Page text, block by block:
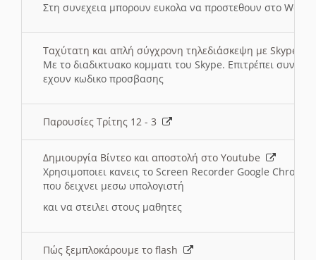
Στη συνεχεια μπορουν ευκολα να προστεθουν στο Word
Ταχύτατη και απλή σύγχρονη τηλεδιάσκεψη με Skype
Με το διαδικτυακο κομματι του Skype. Επιτρέπει
εχουν κωδικο προσβασης
Παρουσίες Τρίτης 12 - 3
Δημιουργία Βίντεο και αποστολή στο Youtube
Χρησιμοποιει κανεις το Screen Recorder Google Chrome
που δειχνει μεσω υπολογιστή
και να στειλει στους μαθητες
Πώς ξεμπλοκάρουμε το flash